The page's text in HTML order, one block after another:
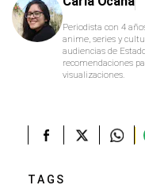
Periodista con 4
anime, series y
audiencias de
recomendaciones
visualizaciones.
TAGS